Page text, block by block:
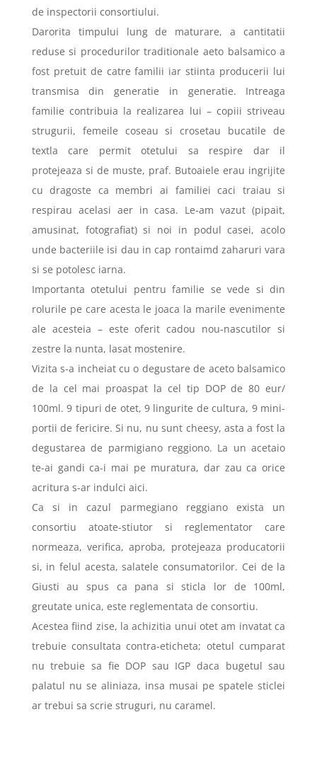
de inspectorii consortiului.
Darorita timpului lung de maturare, a cantitatii
reduse si procedurilor traditionale aeto balsamico a
fost pretuit de catre familii iar stiinta producerii lui
transmisa din generatie in generatie. Intreaga
familie contribuia la realizarea lui – copiii striveau
strugurii, femeile coseau si crosetau bucatile de
textla care permit otetului sa respire dar il
protejeaza si de muste, praf. Butoaiele erau ingrijite
cu dragoste ca membri ai familiei caci traiau si
respirau acelasi aer in casa. Le-am vazut (pipait,
amusinat, fotografiat) si noi in podul casei, acolo
unde bacteriile isi dau in cap rontaimd zaharuri vara
si se potolesc iarna.
Importanta otetului pentru familie se vede si din
rolurile pe care acesta le joaca la marile evenimente
ale acesteia – este oferit cadou nou-nascutilor si
zestre la nunta, lasat mostenire.
Vizita s-a incheiat cu o degustare de aceto balsamico
de la cel mai proaspat la cel tip DOP de 80 eur/
100ml. 9 tipuri de otet, 9 lingurite de cultura, 9 mini-
portii de fericire. Si nu, nu sunt cheesy, asta a fost la
degustarea de parmigiano reggiono. La un acetaio
te-ai gandi ca-i mai pe muratura, dar zau ca orice
acritura s-ar indulci aici.
Ca si in cazul parmegiano reggiano exista un
consortiu atoate-stiutor si reglementator care
normeaza, verifica, aproba, protejeaza producatorii
si, in felul acesta, salatele consumatorilor. Cei de la
Giusti au spus ca pana si sticla lor de 100ml,
greutate unica, este reglementata de consortiu.
Acestea fiind zise, la achizitia unui otet am invatat ca
trebuie consultata contra-eticheta; otetul cumparat
nu trebuie sa fie DOP sau IGP daca bugetul sau
palatul nu se aliniaza, insa musai pe spatele sticlei
ar trebui sa scrie struguri, nu caramel.